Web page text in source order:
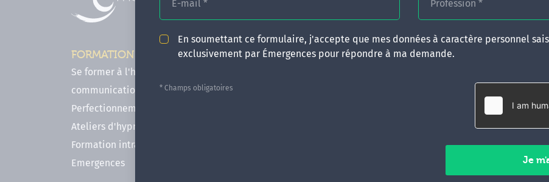
E-mail * Profession *
En soumettant ce formulaire, j'accepte que mes données à caractère personnel
exclusivement par Émergences pour répondre à ma demande.
* Champs obligatoires
FORMATIONS
Se former à l'hypnose, l'IMO & la
communication
Perfectionnements en Hypnose
Ateliers d'hypnose en ligne
Formation intra-établissement
Emergences
INFOS PRATIQUES
en hypnose (FIF PL, CPF, DPC)
CONTACT